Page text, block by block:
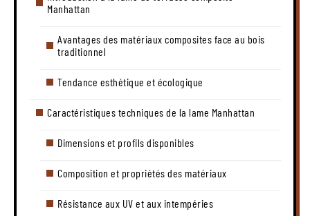
Manhattan
Avantages des matériaux composites face au bois
traditionnel
Tendance esthétique et écologique
Caractéristiques techniques de la lame Manhattan
Dimensions et profils disponibles
Composition et propriétés des matériaux
Résistance aux UV et aux intempéries